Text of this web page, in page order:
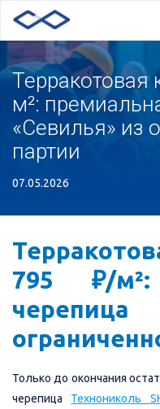
Терракотовая
м²:
«Севилья» из
партии
07.05.2026
795 ₽/м²:
черепица
Только до окончания
черепица Технониколь